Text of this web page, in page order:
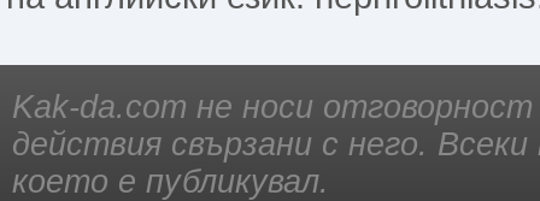
Kak-da.com не носи
действия свързани с него.
което е публикувал.